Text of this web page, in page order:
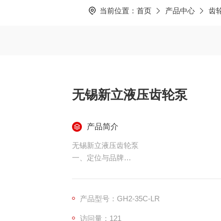
当前位置： 首页 产品中心 齿
无锡新立液压齿轮泵
产品简介
无锡新立液压齿轮泵
一、定位与品牌
模式：进口原装（Boden、Guriston、
产品型号：GH2-35C-LR
访问量：121